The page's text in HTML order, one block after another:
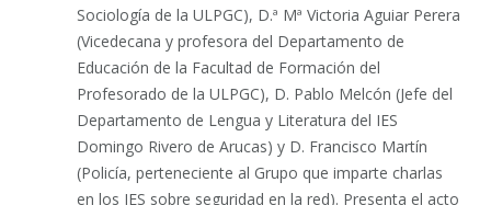
Sociología de la ULPGC), D.ª Mª Victoria Aguiar Perera
(Vicedecana y profesora del Departamento de
Educación de la Facultad de Formación del
Profesorado de la ULPGC), D. Pablo Melcón (Jefe del
Departamento de Lengua y Literatura del IES
Domingo Rivero de Arucas) y D. Francisco Martín
(Policía, perteneciente al Grupo que imparte charlas
en los IES sobre seguridad en la red). Presenta el acto